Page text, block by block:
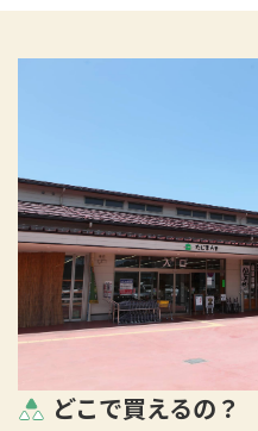
どこで買えるの？